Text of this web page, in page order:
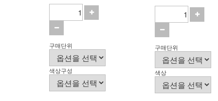
구매단위
색상구성
구매단위
색상